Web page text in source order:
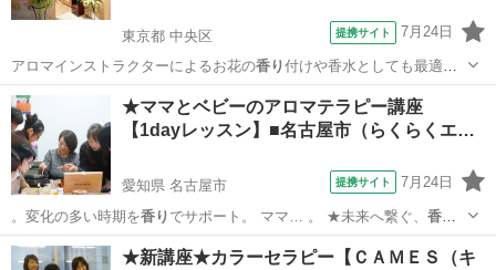
東京都 中央区 提携サイト 7月24日
アロマインストラクターによるお花の香り付けや香水としても最適な
アロマ香水作…
東京 プリザーブドフラワー
★ママとベビーのアロマテラピー講座
【1dayレッスン】■名古屋市（らくらくエ…
愛知県 名古屋市 提携サイト 7月24日
。変化の多い時期を香り でサポート。 ママ… 。 ★未来へ繋ぐ、 香り
の記憶★ ママの優… しい手と本物の香りは、お子様の心に深…
愛知 名古屋市 アロマ
★新講座★カラーセラピー【ＣＡＭＥＳ（キ